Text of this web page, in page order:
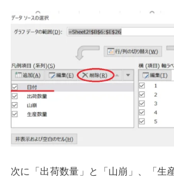
次に「出荷数量」と「山崩」、「生